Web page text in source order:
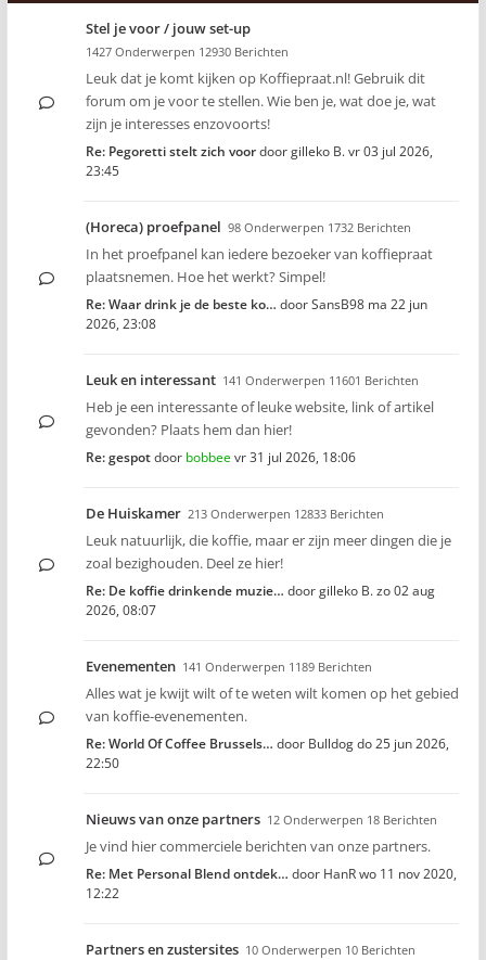
Stel je voor / jouw set-up
1427 Onderwerpen 12930 Berichten
Leuk dat je komt kijken op Koffiepraat.nl! Gebruik dit
forum om je voor te stellen. Wie ben je, wat doe je, wat
zijn je interesses enzovoorts!
Re: Pegoretti stelt zich voordoorgilleko B.vr 03 jul 2026,
23:45
(Horeca) proefpanel 98 Onderwerpen 1732 Berichten
In het proefpanel kan iedere bezoeker van koffiepraat
plaatsnemen. Hoe het werkt? Simpel!
Re: Waar drink je de beste ko… doorSansB98 ma 22 jun
2026, 23:08
Leuk en interessant 141 Onderwerpen 11601 Berichten
Heb je een interessante of leuke website, link of artikel
gevonden? Plaats hem dan hier!
Re: gespotdoor bobbeevr 31 jul 2026, 18:06
De Huiskamer 213 Onderwerpen 12833 Berichten
Leuk natuurlijk, die koffie, maar er zijn meer dingen die je
zoal bezighouden. Deel ze hier!
Re: De koffie drinkende muzie… doorgilleko B.zo 02 aug
2026, 08:07
Evenementen 141 Onderwerpen 1189 Berichten
Alles wat je kwijt wilt of te weten wilt komen op het gebied
van koffie-evenementen.
Re: World Of Coffee Brussels… door Bulldogdo 25 jun 2026,
22:50
Nieuws van onze partners 12 Onderwerpen 18 Berichten
Je vind hier commerciele berichten van onze partners.
Re: Met Personal Blend ontdek… door HanRwo 11 nov 2020,
12:22
Partners en zustersites 10 Onderwerpen 10 Berichten